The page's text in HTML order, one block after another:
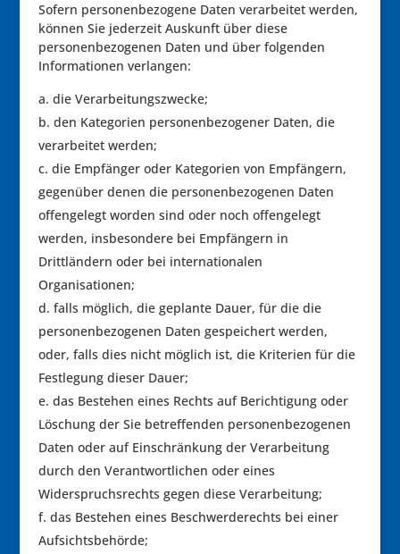
Sofern personenbezogene Daten verarbeitet werden,
können Sie jederzeit Auskunft über diese
personenbezogenen Daten und über folgenden
Informationen verlangen:
die Verarbeitungszwecke;
den Kategorien personenbezogener Daten, die
verarbeitet werden;
die Empfänger oder Kategorien von Empfängern,
gegenüber denen die personenbezogenen Daten
offengelegt worden sind oder noch offengelegt
werden, insbesondere bei Empfängern in
Drittländern oder bei internationalen
Organisationen;
falls möglich, die geplante Dauer, für die die
personenbezogenen Daten gespeichert werden,
oder, falls dies nicht möglich ist, die Kriterien für die
Festlegung dieser Dauer;
das Bestehen eines Rechts auf Berichtigung oder
Löschung der Sie betreffenden personenbezogenen
Daten oder auf Einschränkung der Verarbeitung
durch den Verantwortlichen oder eines
Widerspruchsrechts gegen diese Verarbeitung;
das Bestehen eines Beschwerderechts bei einer
Aufsichtsbehörde;